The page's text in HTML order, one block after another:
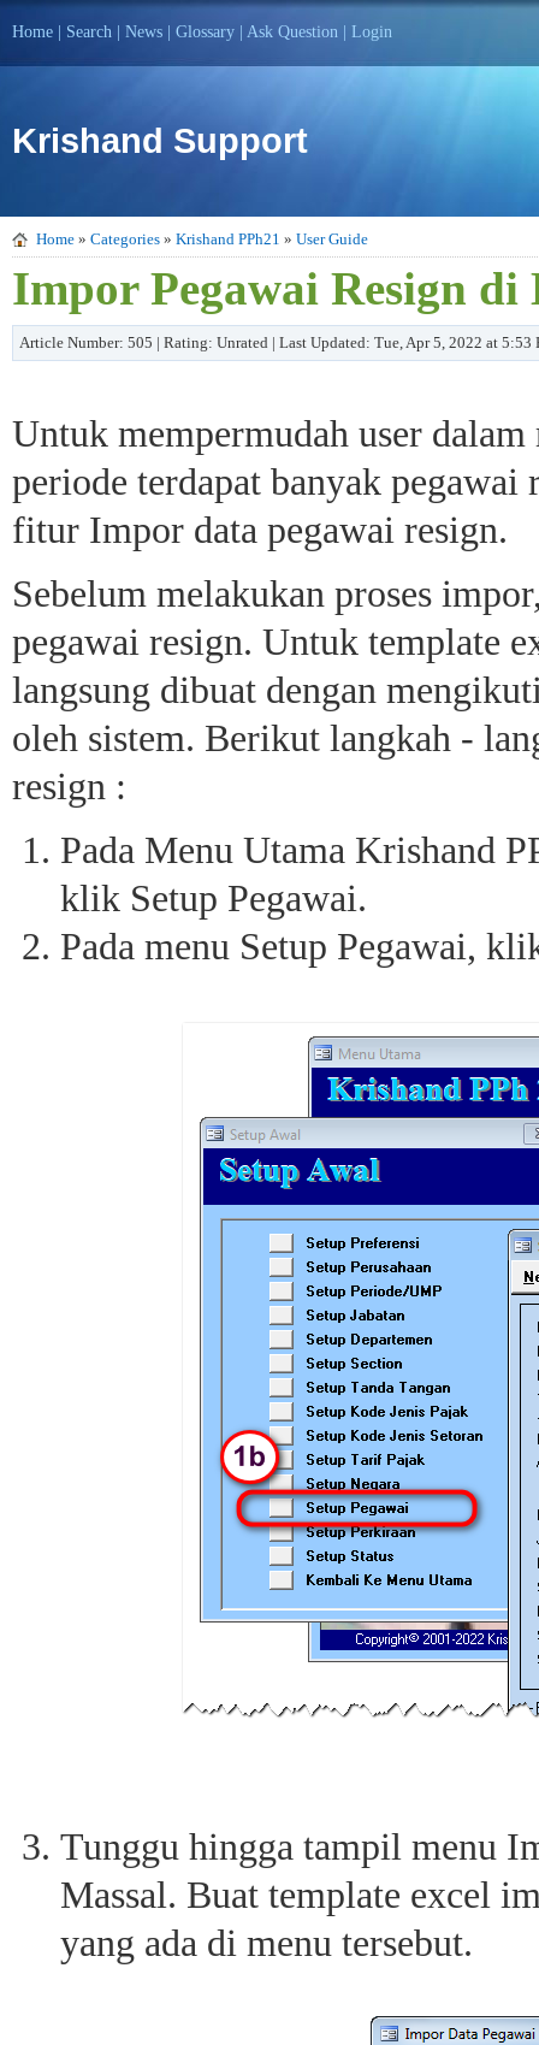
Home Search News Glossary Ask Question Login
Krishand Support
Home » Categories » Krishand PPh21 » User Guide
Impor Pegawai Resign
Article Number: 505 | Rating: Unrated | Last Updated: Tue, Apr 5, 2022 at 5:53
Untuk mempermudah user
periode terdapat banyak
fitur Impor data pegawai resign.
Sebelum melakukan proses
pegawai resign. Untuk template
langsung dibuat dengan
oleh sistem. Berikut langkah -
resign :
Pada Menu Utama Krishand
klik Setup Pegawai.
Pada menu Setup Pegawai,
Tunggu hingga tampil menu
Massal. Buat template excel
yang ada di menu tersebut.